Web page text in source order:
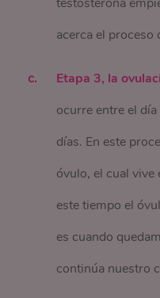
acerca el proceso
Etapa 3, la
ocurre entre el
días. En este
óvulo, el cual
este tiempo el
es cuando
continúa nuestro